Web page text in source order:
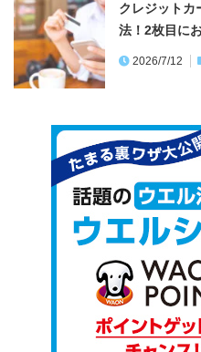
クレジットカ
法！2枚目に
2026/7/12